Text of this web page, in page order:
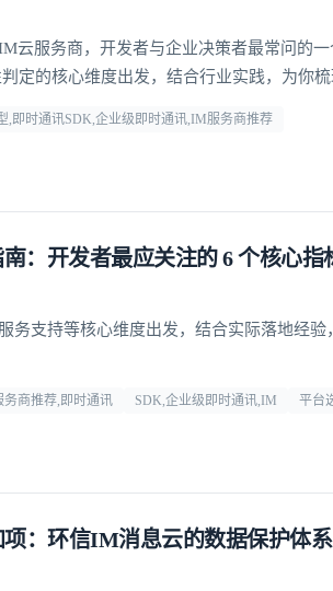
云服务商，开发者与企业决策者最常问的
定的核心维度出发，结合行业实践，为你
,即时通讯SDK,企业级即时通讯,IM服务商推荐
：开发者最应关注的 6 个核心指
务支持等核心维度出发，结合实际落地经验
务商推荐,即时通讯 SDK,企业级即时通讯,IM 平台
：环信IM消息云的数据保护体系